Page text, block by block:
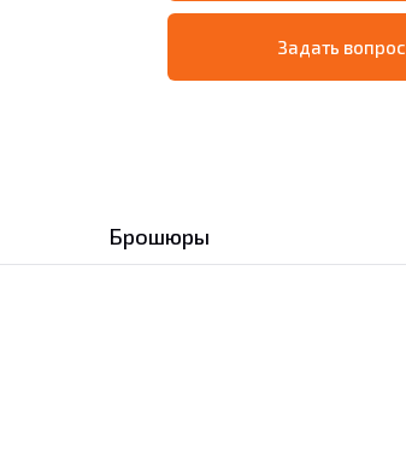
Задать вопрос
Брошюры